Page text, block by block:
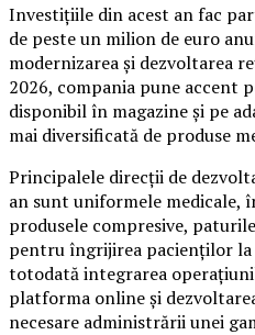
Investițiile din acest an fac
de peste un milion de euro
modernizarea și dezvoltarea
2026, compania pune accent
disponibil în magazine și pe
mai diversificată de produse
Principalele direcții de
an sunt uniformele medicale,
produsele compresive,
pentru îngrijirea pacienților la
totodată integrarea
platforma online și
necesare administrării unei